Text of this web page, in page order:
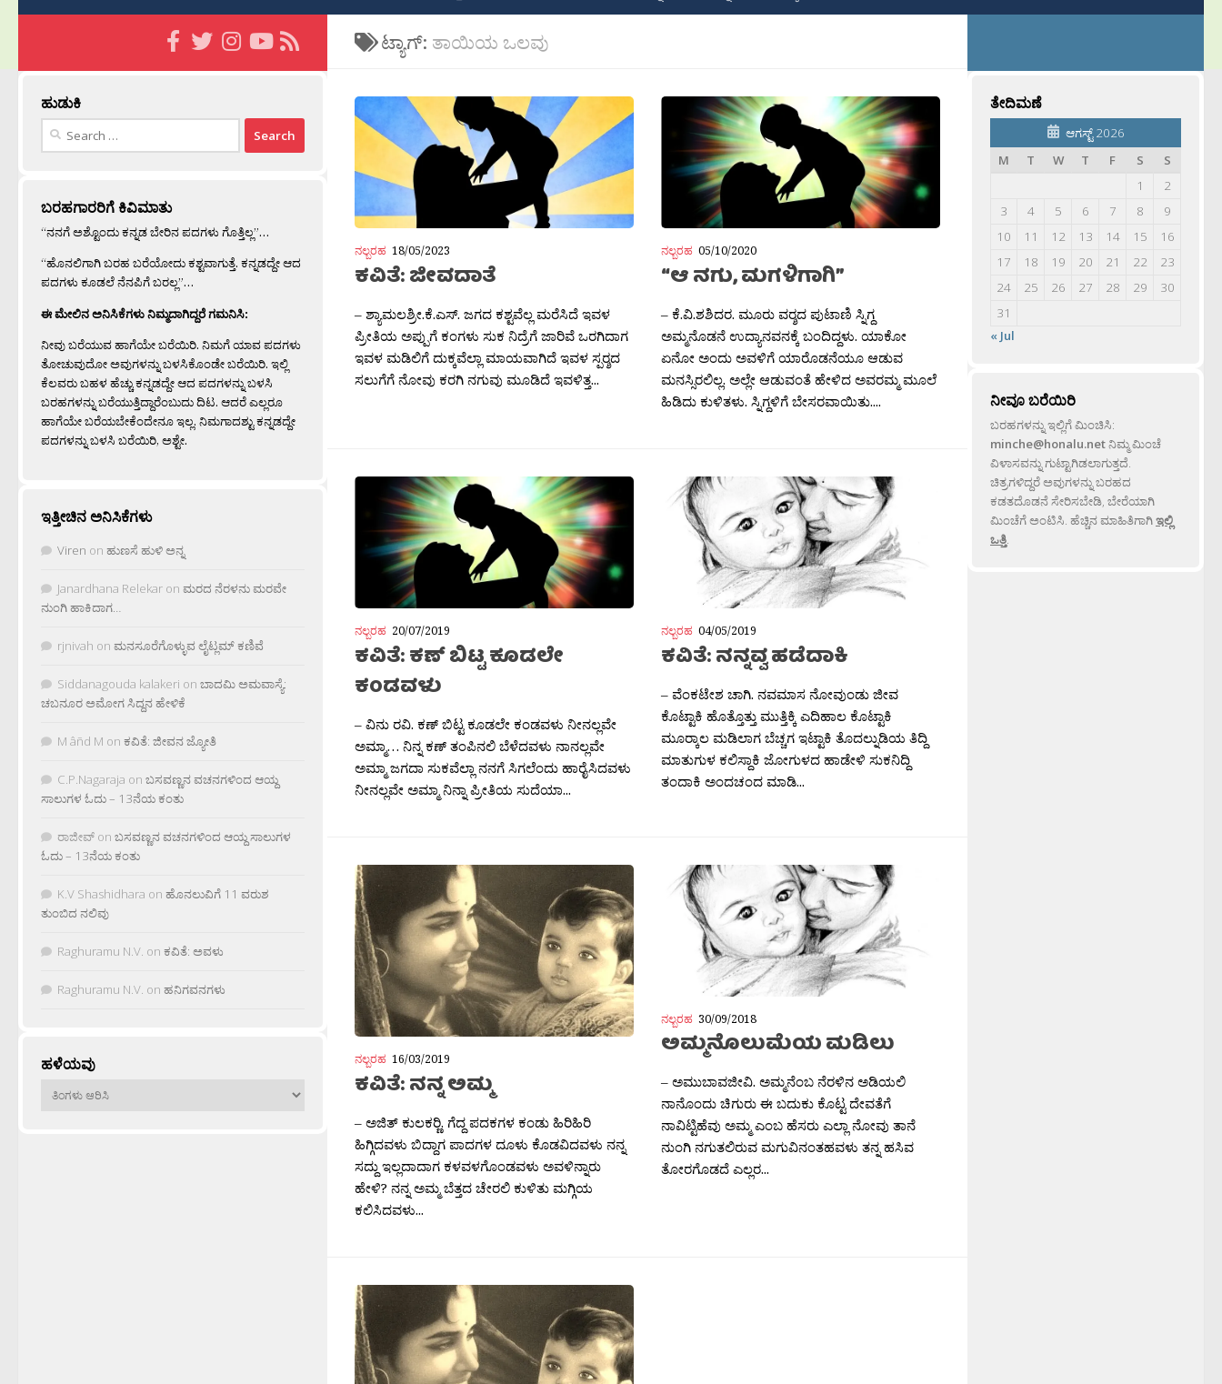
ಟ್ಯಾಗ್: ತಾಯಿಯ ಒಲವು
ನಲ್ಬರಹ 18/05/2023
ಕವಿತೆ: ಜೀವದಾತೆ
– ಶ್ಯಾಮಲಶ್ರೀ.ಕೆ.ಎಸ್. ಜಗದ ಕಶ್ಟವೆಲ್ಲ ಮರೆಸಿದೆ ಇವಳ
ಪ್ರೀತಿಯ ಅಪ್ಪುಗೆ ಕಂಗಳು ಸುಕ ನಿದ್ರೆಗೆ ಜಾರಿವೆ ಒರಗಿದಾಗ
ಇವಳ ಮಡಿಲಿಗೆ ದುಕ್ಕವೆಲ್ಲಾ ಮಾಯವಾಗಿದೆ ಇವಳ ಸ್ಪರ‍್ಶದ
ಸಲುಗೆಗೆ ನೋವು ಕರಗಿ ನಗುವು ಮೂಡಿದೆ ಇವಳಿತ್ತ...
ನಲ್ಬರಹ 05/10/2020
“ಆ ನಗು, ಮಗಳಿಗಾಗಿ”
– ಕೆ.ವಿ.ಶಶಿದರ. ಮೂರು ವರ‍್ಶದ ಪುಟಾಣಿ ಸ್ನಿಗ್ದ
ಅಮ್ಮನೊಡನೆ ಉದ್ಯಾನವನಕ್ಕೆ ಬಂದಿದ್ದಳು. ಯಾಕೋ
ಏನೋ ಅಂದು ಅವಳಿಗೆ ಯಾರೊಡನೆಯೂ ಆಡುವ
ಮನಸ್ಸಿರಲಿಲ್ಲ. ಅಲ್ಲೇ ಆಡುವಂತೆ ಹೇಳಿದ ಅವರಮ್ಮ ಮೂಲೆ
ಹಿಡಿದು ಕುಳಿತಳು. ಸ್ನಿಗ್ದಳಿಗೆ ಬೇಸರವಾಯಿತು....
ನಲ್ಬರಹ 20/07/2019
ಕವಿತೆ: ಕಣ್ ಬಿಟ್ಟ ಕೂಡಲೇ
ಕಂಡವಳು
– ವಿನು ರವಿ. ಕಣ್ ಬಿಟ್ಟ ಕೂಡಲೇ ಕಂಡವಳು ನೀನಲ್ಲವೇ
ಅಮ್ಮಾ… ನಿನ್ನ ಕಣ್ ತಂಪಿನಲಿ ಬೆಳೆದವಳು ನಾನಲ್ಲವೇ
ಅಮ್ಮಾ ಜಗದಾ ಸುಕವೆಲ್ಲಾ ನನಗೆ ಸಿಗಲೆಂದು ಹಾರೈಸಿದವಳು
ನೀನಲ್ಲವೇ ಅಮ್ಮಾ ನಿನ್ನಾ ಪ್ರೀತಿಯ ಸುದೆಯಾ...
ನಲ್ಬರಹ 04/05/2019
ಕವಿತೆ: ನನ್ನವ್ವ ಹಡೆದಾಕಿ
– ವೆಂಕಟೇಶ ಚಾಗಿ. ನವಮಾಸ ನೋವುಂಡು ಜೀವ
ಕೊಟ್ಟಾಕಿ ಹೊತ್ತೊತ್ತು ಮುತ್ತಿಕ್ಕಿ ಎದಿಹಾಲ ಕೊಟ್ಟಾಕಿ
ಮೂರ‍್ಕಾಲ ಮಡಿಲಾಗ ಬೆಚ್ಚಗ ಇಟ್ಟಾಕಿ ತೊದಲ್ನುಡಿಯ ತಿದ್ದಿ
ಮಾತುಗುಳ ಕಲಿಸ್ದಾಕಿ ಜೋಗುಳದ ಹಾಡೇಳಿ ಸುಕನಿದ್ದಿ
ತಂದಾಕಿ ಅಂದಚಂದ ಮಾಡಿ...
ನಲ್ಬರಹ 16/03/2019
ಕವಿತೆ: ನನ್ನ ಅಮ್ಮ
– ಅಜಿತ್ ಕುಲಕರ‍್ಣಿ. ಗೆದ್ದ ಪದಕಗಳ ಕಂಡು ಹಿರಿಹಿರಿ
ಹಿಗ್ಗಿದವಳು ಬಿದ್ದಾಗ ಪಾದಗಳ ದೂಳು ಕೊಡವಿದವಳು ನನ್ನ
ಸದ್ದು ಇಲ್ಲದಾದಾಗ ಕಳವಳಗೊಂಡವಳು ಅವಳಿನ್ನಾರು
ಹೇಳಿ? ನನ್ನ ಅಮ್ಮ ಬೆತ್ತದ ಚೇರಲಿ ಕುಳಿತು ಮಗ್ಗಿಯ
ಕಲಿಸಿದವಳು...
ನಲ್ಬರಹ 30/09/2018
ಅಮ್ಮನೊಲುಮೆಯ ಮಡಿಲು
– ಅಮುಬಾವಜೀವಿ. ಅಮ್ಮನೆಂಬ ನೆರಳಿನ ಅಡಿಯಲಿ
ನಾನೊಂದು ಚಿಗುರು ಈ ಬದುಕು ಕೊಟ್ಟ ದೇವತೆಗೆ
ನಾವಿಟ್ಟಿಹೆವು ಅಮ್ಮ ಎಂಬ ಹೆಸರು ಎಲ್ಲಾ ನೋವು ತಾನೆ
ನುಂಗಿ ನಗುತಲಿರುವ ಮಗುವಿನಂತಹವಳು ತನ್ನ ಹಸಿವ
ತೋರಗೊಡದೆ ಎಲ್ಲರ...
ಹುಡುಕಿ
Search
ಬರಹಗಾರರಿಗೆ ಕಿವಿಮಾತು
“ನನಗೆ ಅಶ್ಟೊಂದು ಕನ್ನಡ ಬೇರಿನ ಪದಗಳು ಗೊತ್ತಿಲ್ಲ”…
“ಹೊನಲಿಗಾಗಿ ಬರಹ ಬರೆಯೋದು ಕಶ್ಟವಾಗುತ್ತೆ. ಕನ್ನಡದ್ದೇ ಆದ
ಪದಗಳು ಕೂಡಲೆ ನೆನಪಿಗೆ ಬರಲ್ಲ”…
ಈ ಮೇಲಿನ ಅನಿಸಿಕೆಗಳು ನಿಮ್ಮದಾಗಿದ್ದರೆ ಗಮನಿಸಿ:
ನೀವು ಬರೆಯುವ ಹಾಗೆಯೇ ಬರೆಯಿರಿ. ನಿಮಗೆ ಯಾವ ಪದಗಳು
ತೋಚುವುದೋ ಅವುಗಳನ್ನು ಬಳಸಿಕೊಂಡೇ ಬರೆಯಿರಿ. ಇಲ್ಲಿ
ಕೆಲವರು ಬಹಳ ಹೆಚ್ಚು ಕನ್ನಡದ್ದೇ ಆದ ಪದಗಳನ್ನು ಬಳಸಿ
ಬರಹಗಳನ್ನು ಬರೆಯುತ್ತಿದ್ದಾರೆಂಬುದು ದಿಟ. ಆದರೆ ಎಲ್ಲರೂ
ಹಾಗೆಯೇ ಬರೆಯಬೇಕೆಂದೇನೂ ಇಲ್ಲ. ನಿಮಗಾದಶ್ಟು ಕನ್ನಡದ್ದೇ
ಪದಗಳನ್ನು ಬಳಸಿ ಬರೆಯಿರಿ, ಅಶ್ಟೇ.
ಇತ್ತೀಚಿನ ಅನಿಸಿಕೆಗಳು
Viren on ಹುಣಸೆ ಹುಳಿ ಅನ್ನ
Janardhana Relekar on ಮರದ ನೆರಳನು ಮರವೇ
ನುಂಗಿ ಹಾಕಿದಾಗ…
rjnivah on ಮನಸೂರೆಗೊಳ್ಳುವ ಲೈಟ್ಲಮ್ ಕಣಿವೆ
Siddanagouda kalakeri on ಬಾದಮಿ ಅಮವಾಸ್ಯೆ:
ಚಬನೂರ ಅಮೋಗ ಸಿದ್ದನ ಹೇಳಿಕೆ
M âñd M on ಕವಿತೆ: ಜೀವನ ಜ್ಯೋತಿ
C.P.Nagaraja on ಬಸವಣ್ಣನ ವಚನಗಳಿಂದ ಆಯ್ದ
ಸಾಲುಗಳ ಓದು – 13ನೆಯ ಕಂತು
ರಾಜೀವ್ on ಬಸವಣ್ಣನ ವಚನಗಳಿಂದ ಆಯ್ದ ಸಾಲುಗಳ
ಓದು – 13ನೆಯ ಕಂತು
K.V Shashidhara on ಹೊನಲುವಿಗೆ 11 ವರುಶ
ತುಂಬಿದ ನಲಿವು
Raghuramu N.V. on ಕವಿತೆ: ಅವಳು
Raghuramu N.V. on ಹನಿಗವನಗಳು
ಹಳೆಯವು
ಹಳೆಯವು
ತೇದಿಮಣೆ
ಆಗಸ್ಟ್ 2026
M
T W T F S
S
1
2
3
4 5 6 7 8
9
10
11 12 13 14 15
16
17
18 19 20 21 22
23
24
25 26 27 28 29
30
31
« Jul
ನೀವೂ ಬರೆಯಿರಿ
ಬರಹಗಳನ್ನು ಇಲ್ಲಿಗೆ ಮಿಂಚಿಸಿ:
minche@honalu.netನಿಮ್ಮ ಮಿಂಚೆ
ವಿಳಾಸವನ್ನು ಗುಟ್ಟಾಗಿಡಲಾಗುತ್ತದೆ.
ಚಿತ್ರಗಳಿದ್ದರೆ ಅವುಗಳನ್ನು ಬರಹದ
ಕಡತದೊಡನೆ ಸೇರಿಸಬೇಡಿ, ಬೇರೆಯಾಗಿ
ಮಿಂಚೆಗೆ ಅಂಟಿಸಿ. ಹೆಚ್ಚಿನ ಮಾಹಿತಿಗಾಗಿಇಲ್ಲಿ
ಒತ್ತಿ.